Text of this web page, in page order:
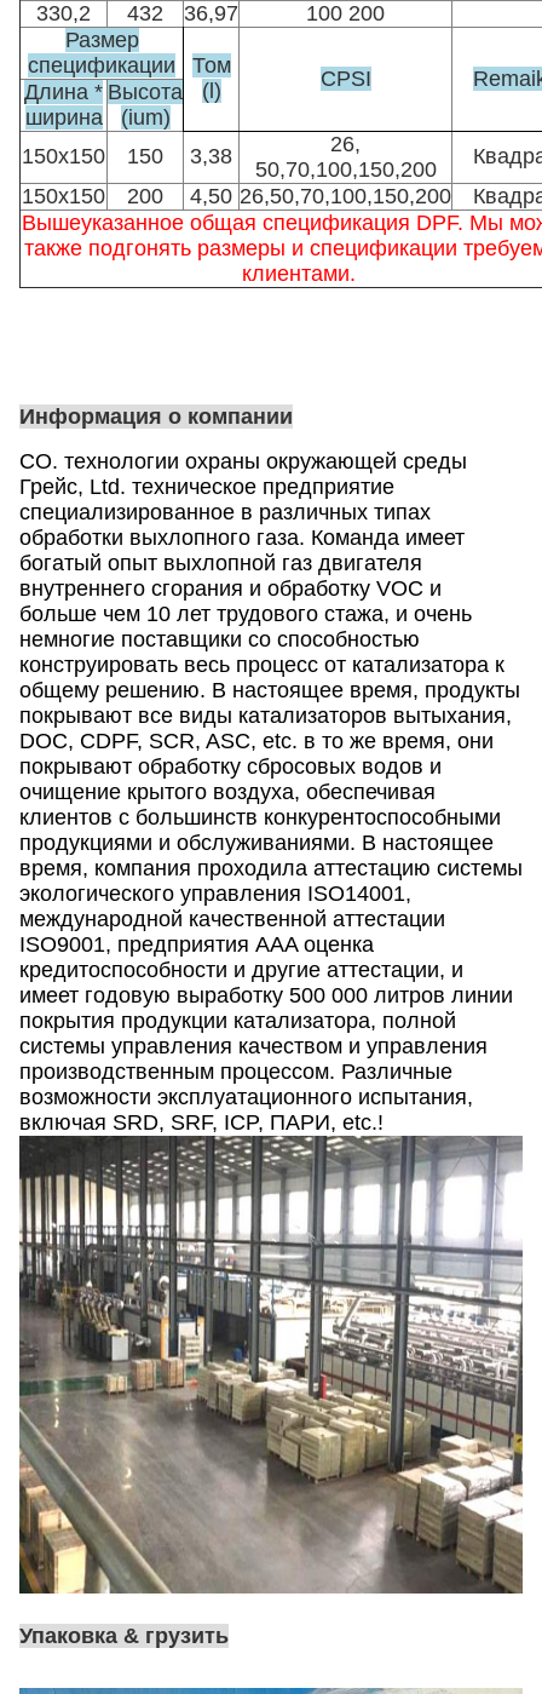
330,2
432 36,97
100 200
Размер
спецификации
Том
(l)
CPSI
Длина *
ширина
Высота
(ium)
150x150
150 3,38
26,
50,70,100,150,200
150x150
200 4,50 26,50,70,100,150,200
Вышеуказанное общая спецификация DPF. Мы
также подгонять размеры и спецификации
клиентами.
Информация о компании
CO. технологии охраны окружающей среды
Грейс, Ltd. техническое предприятие
специализированное в различных типах
обработки выхлопного газа. Команда имеет
богатый опыт выхлопной газ двигателя
внутреннего сгорания и обработку VOC и
больше чем 10 лет трудового стажа, и очень
немногие поставщики со способностью
конструировать весь процесс от катализатора к
общему решению. В настоящее время, продукты
покрывают все виды катализаторов вытыхания,
DOC, CDPF, SCR, ASC, etc. в то же время, они
покрывают обработку сбросовых водов и
очищение крытого воздуха, обеспечивая
клиентов с большинств конкурентоспособными
продукциями и обслуживаниями. В настоящее
время, компания проходила аттестацию системы
экологического управления ISO14001,
международной качественной аттестации
ISO9001, предприятия AAA оценка
кредитоспособности и другие аттестации, и
имеет годовую выработку 500 000 литров линии
покрытия продукции катализатора, полной
системы управления качеством и управления
производственным процессом. Различные
возможности эксплуатационного испытания,
включая SRD, SRF, ICP, ПАРИ, etc.!
Упаковка & грузить